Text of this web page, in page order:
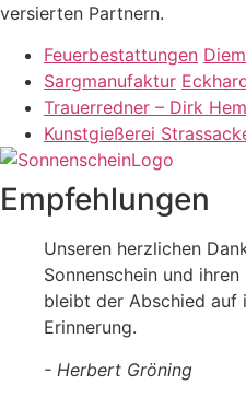
versierten Partnern.
Feuerbestattungen
Sargmanufaktur
Trauerredner – Dirk
Kunstgießerei
Empfehlungen
Unseren herzlichen
Sonnenschein und
bleibt der Abschied auf
Erinnerung.
- Herbert Gröning